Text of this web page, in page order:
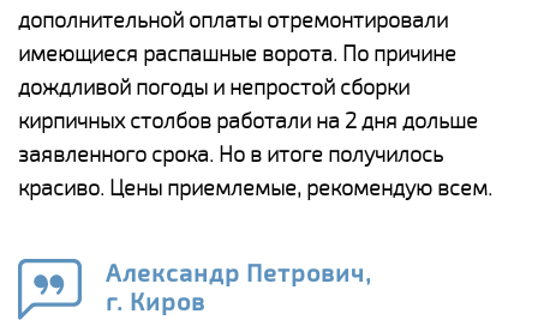
дополнительной оплаты отремонтировали
имеющиеся распашные ворота. По причине
дождливой погоды и непростой сборки
кирпичных столбов работали на 2 дня дольше
заявленного срока. Но в итоге получилось
красиво. Цены приемлемые, рекомендую всем.
Александр Петрович,
г. Киров